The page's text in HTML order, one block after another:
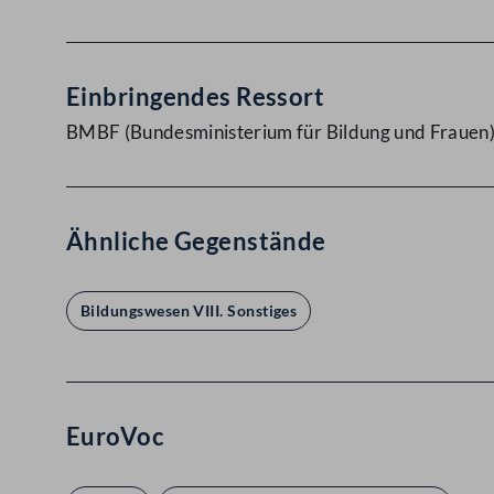
Einbringendes Ressort
BMBF (Bundesministerium für Bildung und Frauen)
Ähnliche Gegenstände
Bildungswesen VIII. Sonstiges
EuroVoc